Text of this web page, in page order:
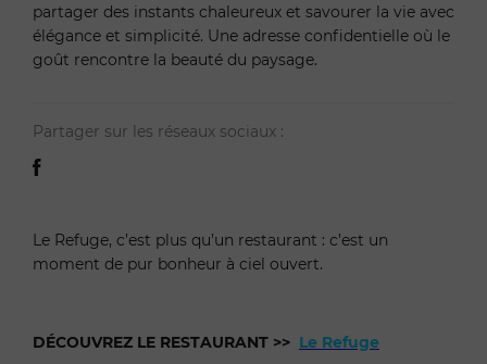
partager des instants chaleureux et savourer la vie avec
élégance et simplicité. Une adresse confidentielle où le
goût rencontre la beauté du paysage.
Partager sur les réseaux sociaux :
Le Refuge, c’est plus qu’un restaurant : c’est un
moment de pur bonheur à ciel ouvert.
DÉCOUVREZ LE RESTAURANT >> Le Refuge